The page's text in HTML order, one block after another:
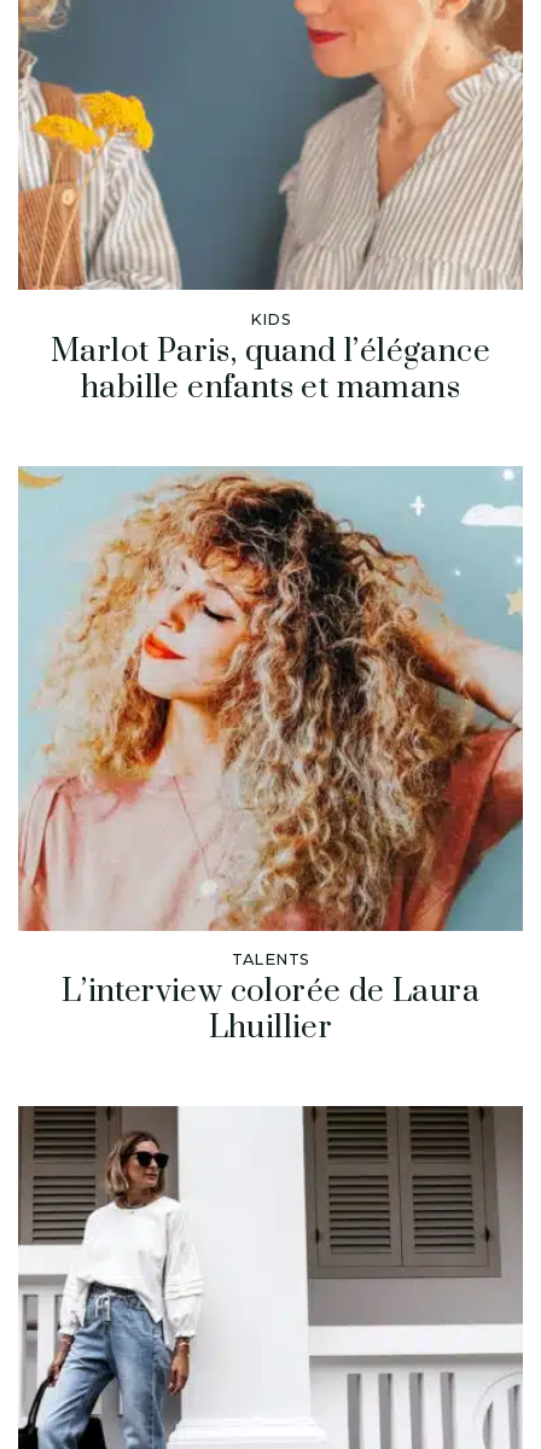
KIDS
Marlot Paris, quand l’élégance
habille enfants et mamans
TALENTS
L’interview colorée de Laura
Lhuillier